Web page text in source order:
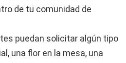
de tu comunidad de
puedan solicitar algún tipo
una flor en la mesa, una